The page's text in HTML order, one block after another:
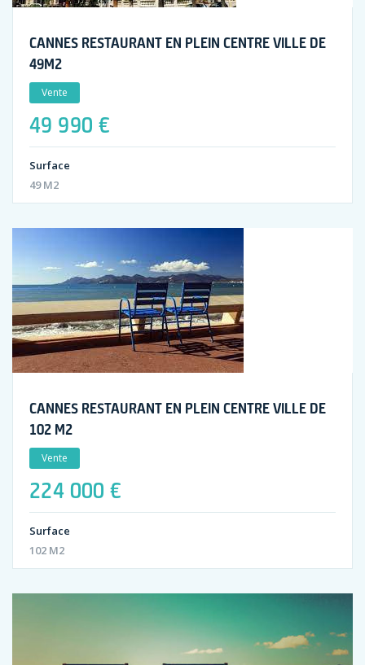
CANNES RESTAURANT EN PLEIN CENTRE VILLE DE
49M2
Vente
49 990 €
Surface
49 M2
CANNES RESTAURANT EN PLEIN CENTRE VILLE DE
102 M2
Vente
224 000 €
Surface
102 M2